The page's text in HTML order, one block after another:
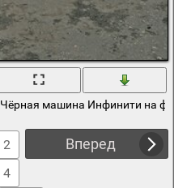
Чёрная машина Инфинити на
Вперед
2
4